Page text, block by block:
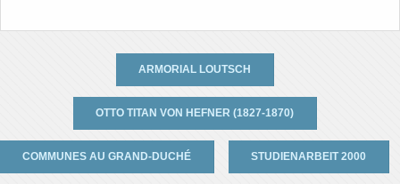
ARMORIAL LOUTSCH
OTTO TITAN VON HEFNER (1827-1870)
COMMUNES AU GRAND-DUCHÉ STUDIENARBEIT 2000